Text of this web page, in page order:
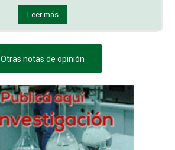
Leer más
Otras notas de opinión